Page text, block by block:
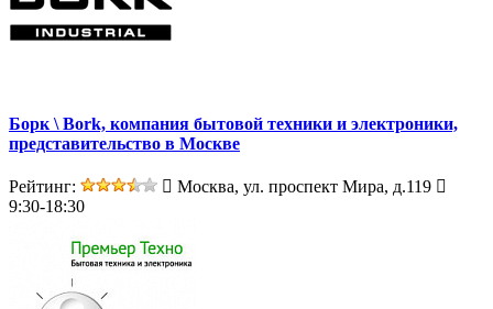
Борк \ Bork, компания бытовой техники и электроники,
представительство в Москве
Рейтинг:
Москва, ул. проспект Мира, д.119
9:30-18:30